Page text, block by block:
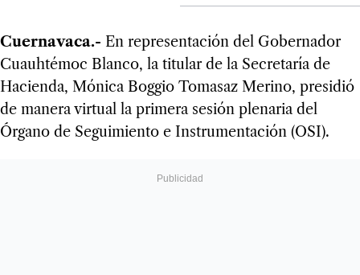
Cuernavaca.- En representación del Gobernador
Cuauhtémoc Blanco, la titular de la Secretaría de
Hacienda, Mónica Boggio Tomasaz Merino, presidió
de manera virtual la primera sesión plenaria del
Órgano de Seguimiento e Instrumentación (OSI).